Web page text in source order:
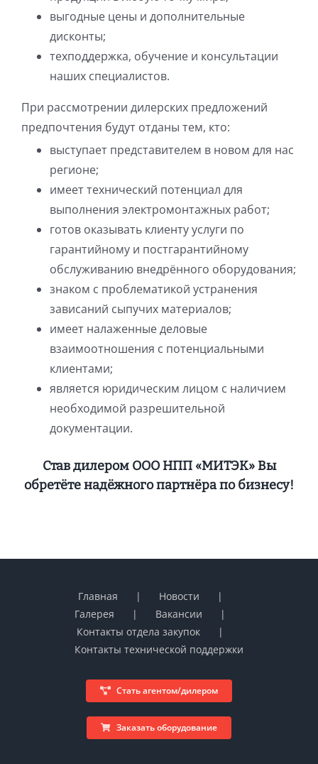
выгодные цены и дополнительные
дисконты;
техподдержка, обучение и консультации
наших специалистов.
При рассмотрении дилерских предложений
предпочтения будут отданы тем, кто:
выступает представителем в новом для нас
регионе;
имеет технический потенциал для
выполнения электромонтажных работ;
готов оказывать клиенту услуги по
гарантийному и постгарантийному
обслуживанию внедрённого оборудования;
знаком с проблематикой устранения
зависаний сыпучих материалов;
имеет налаженные деловые
взаимоотношения с потенциальными
клиентами;
является юридическим лицом с наличием
необходимой разрешительной
документации.
Став дилером ООО НПП «МИТЭК» Вы
обретёте надёжного партнёра по бизнесу!
Главная
Новости
Галерея
Вакансии
Контакты отдела закупок
Контакты технической поддержки
Стать агентом/дилером
Заказать оборудование